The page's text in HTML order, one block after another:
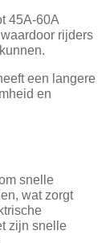
45A-60A
rijders
een langere
en
snelle
wat zorgt
zijn snelle